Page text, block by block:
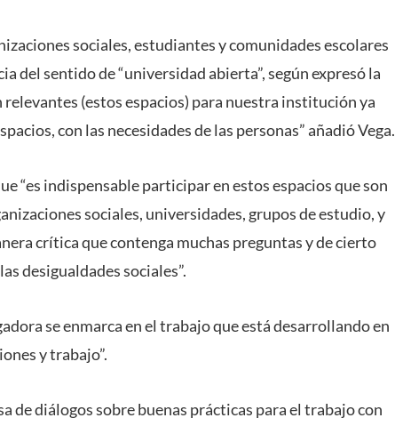
sociales, estudiantes y comunidades escolares
del sentido de “universidad abierta”, según expresó la
relevantes (estos espacios) para nuestra institución ya
con las necesidades de las personas” añadió Vega.
“es indispensable participar en estos espacios que son
sociales, universidades, grupos de estudio, y
crítica que contenga muchas preguntas y de cierto
desigualdades sociales”.
se enmarca en el trabajo que está desarrollando en
y trabajo”.
de diálogos sobre buenas prácticas para el trabajo con